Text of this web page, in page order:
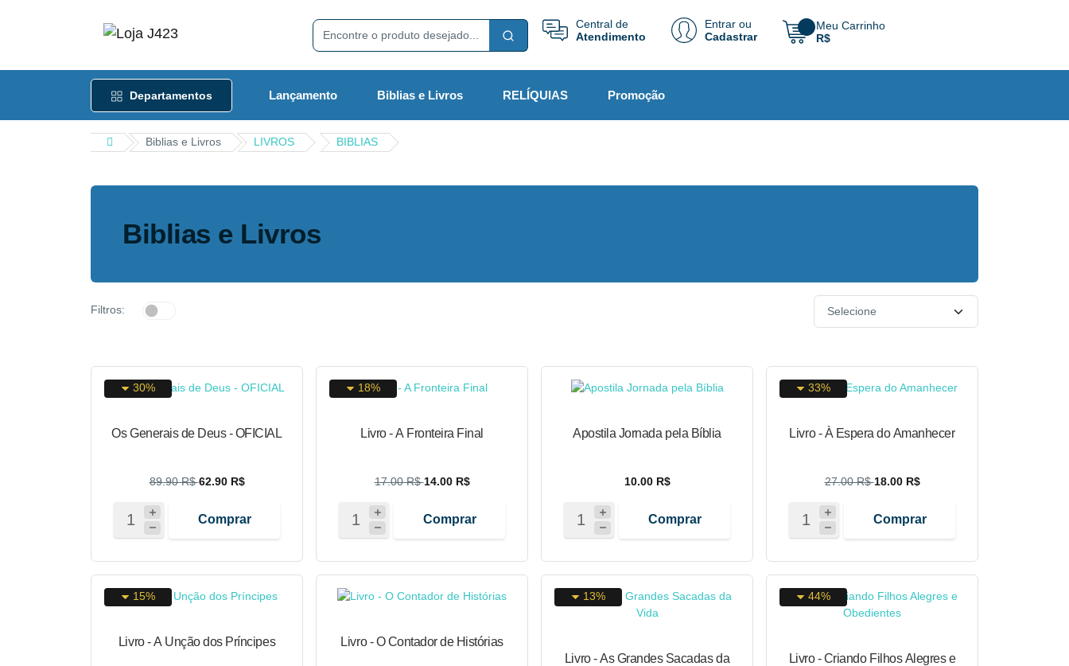
Central de
Atendimento
Entrar ou
Cadastrar
Meu Carrinho
R$
Departamentos Lançamento Biblias e Livros RELÍQUIAS Promoção
Biblias e Livros LIVROS BIBLIAS
Biblias e Livros
Filtros:
30%
Os Generais de Deus - OFICIAL
89.90 R$62.90 R$
Comprar
18%
Livro - A Fronteira Final
17.00 R$14.00 R$
Comprar
Apostila Jornada pela Bíblia
10.00 R$
Comprar
33%
Livro - À Espera do Amanhecer
27.00 R$18.00 R$
Comprar
15%
Livro - A Unção dos Príncipes Livro - O Contador de Histórias
13%
Livro - As Grandes Sacadas da
44%
Livro - Criando Filhos Alegres e